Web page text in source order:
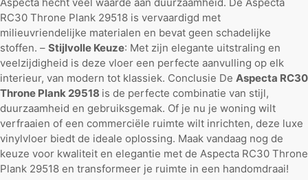
RC30 Throne Plank 29518 is vervaardigd met
milieuvriendelijke materialen en bevat geen schadelijke
stoffen. – Stijlvolle Keuze: Met zijn elegante uitstraling en
veelzijdigheid is deze vloer een perfecte aanvulling op elk
interieur, van modern tot klassiek. Conclusie De Aspecta RC30
Throne Plank 29518 is de perfecte combinatie van stijl,
duurzaamheid en gebruiksgemak. Of je nu je woning wilt
verfraaien of een commerciële ruimte wilt inrichten, deze luxe
vinylvloer biedt de ideale oplossing. Maak vandaag nog de
keuze voor kwaliteit en elegantie met de Aspecta RC30 Throne
Plank 29518 en transformeer je ruimte in een handomdraai!